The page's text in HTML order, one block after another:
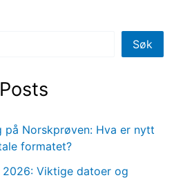
Søk
på Norskprøven: Hva er nytt
formatet?
2026: Viktige datoer og